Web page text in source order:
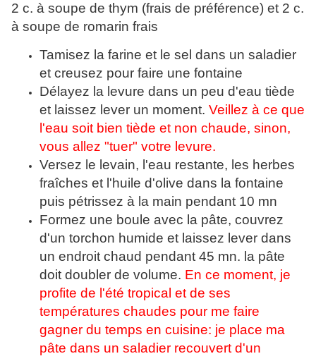
2 c. à soupe de thym (frais de préférence) et 2 c.
à soupe de romarin frais
Tamisez la farine et le sel dans un saladier
et creusez pour faire une fontaine
Délayez la levure dans un peu d'eau tiède
et laissez lever un moment. Veillez à ce que
l'eau soit bien tiède et non chaude, sinon,
vous allez "tuer" votre levure.
Versez le levain, l'eau restante, les herbes
fraîches et l'huile d'olive dans la fontaine
puis pétrissez à la main pendant 10 mn
Formez une boule avec la pâte, couvrez
d'un torchon humide et laissez lever dans
un endroit chaud pendant 45 mn. la pâte
doit doubler de volume. En ce moment, je
profite de l'été tropical et de ses
températures chaudes pour me faire
gagner du temps en cuisine: je place ma
pâte dans un saladier recouvert d'un